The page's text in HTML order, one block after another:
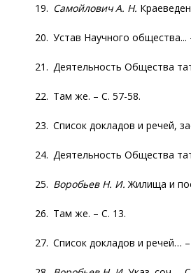
19. Самойлович А. Н.
20. Устав Научного общества...
21. Деятельность Общества
22. Там же. – С. 57-58.
23. Список докладов и речей,
24. Деятельность Общества
25. Воробьев Н. И. Жилища и
26. Там же. – С. 13.
27. Список докладов и речей…